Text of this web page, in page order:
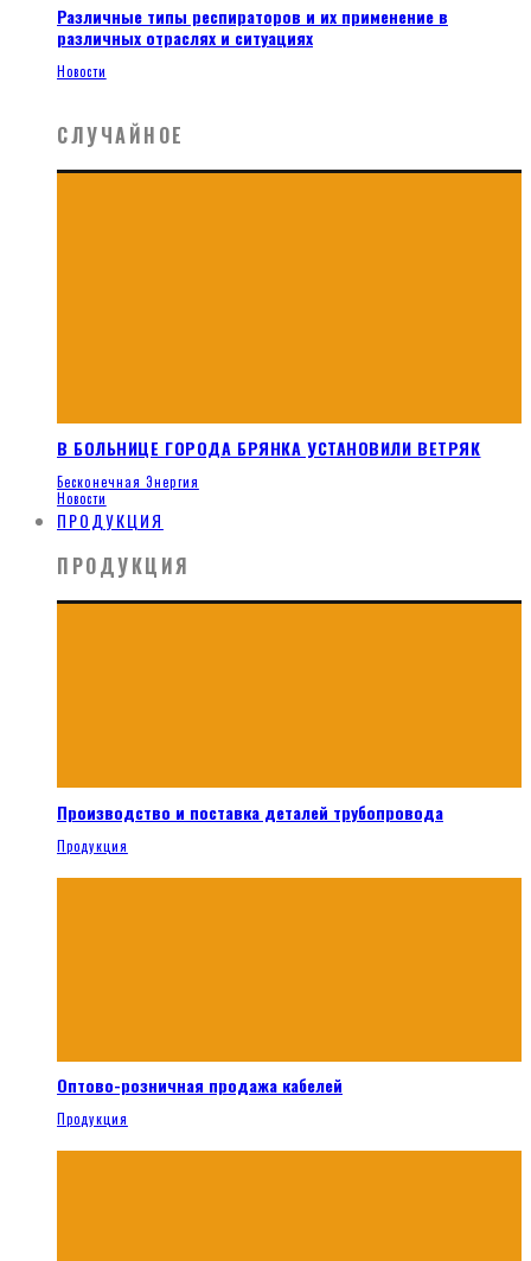
Различные типы респираторов и их применение в
различных отраслях и ситуациях
Новости
СЛУЧАЙНОЕ
В БОЛЬНИЦЕ ГОРОДА БРЯНКА УСТАНОВИЛИ ВЕТРЯК
Бесконечная Энергия
Новости
ПРОДУКЦИЯ
ПРОДУКЦИЯ
Производство и поставка деталей трубопровода
Продукция
Оптово-розничная продажа кабелей
Продукция